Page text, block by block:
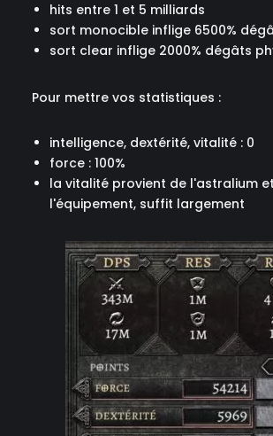
hits entre 1 et 5 milliards
sort monocible inflige 6500%
sort clear inflige 2000% dégâts
Pour mettre vos statistiques :
intelligence, dextérité, vitalité : 0
force : 100%
la vitalité provient de l'astralium
l'équipement, suffit largement